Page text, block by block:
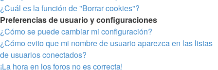
¿Cuál es la función de "Borrar cookies"?
Preferencias de usuario y configuraciones
¿Cómo se puede cambiar mi configuración?
¿Cómo evito que mi nombre de usuario aparezca en las listas
de usuarios conectados?
¡La hora en los foros no es correcta!